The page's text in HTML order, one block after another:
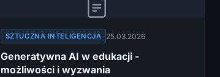
SZTUCZNA INTELIGENCJA 25.03.2026
Generatywna AI w edukacji -
możliwości i wyzwania